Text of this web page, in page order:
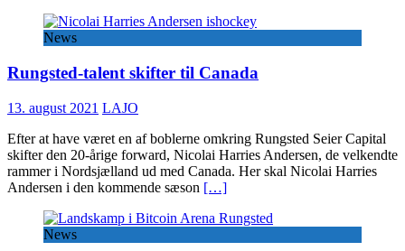
News
Rungsted-talent skifter til Canada
13. august 2021 LAJO
Efter at have været en af boblerne omkring Rungsted Seier Capital
skifter den 20-årige forward, Nicolai Harries Andersen, de velkendte
rammer i Nordsjælland ud med Canada. Her skal Nicolai Harries
Andersen i den kommende sæson […]
News